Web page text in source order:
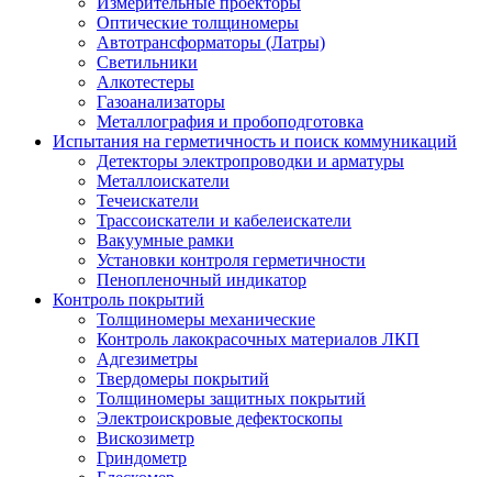
Оптические толщиномеры
Автотрансформаторы (Латры)
Светильники
Алкотестеры
Газоанализаторы
Металлография и пробоподготовка
Испытания на герметичность и поиск коммуникаций
Детекторы электропроводки и арматуры
Металлоискатели
Течеискатели
Трассоискатели и кабелеискатели
Вакуумные рамки
Установки контроля герметичности
Пенопленочный индикатор
Контроль покрытий
Толщиномеры механические
Контроль лакокрасочных материалов ЛКП
Адгезиметры
Твердомеры покрытий
Толщиномеры защитных покрытий
Электроискровые дефектоскопы
Вискозиметр
Гриндометр